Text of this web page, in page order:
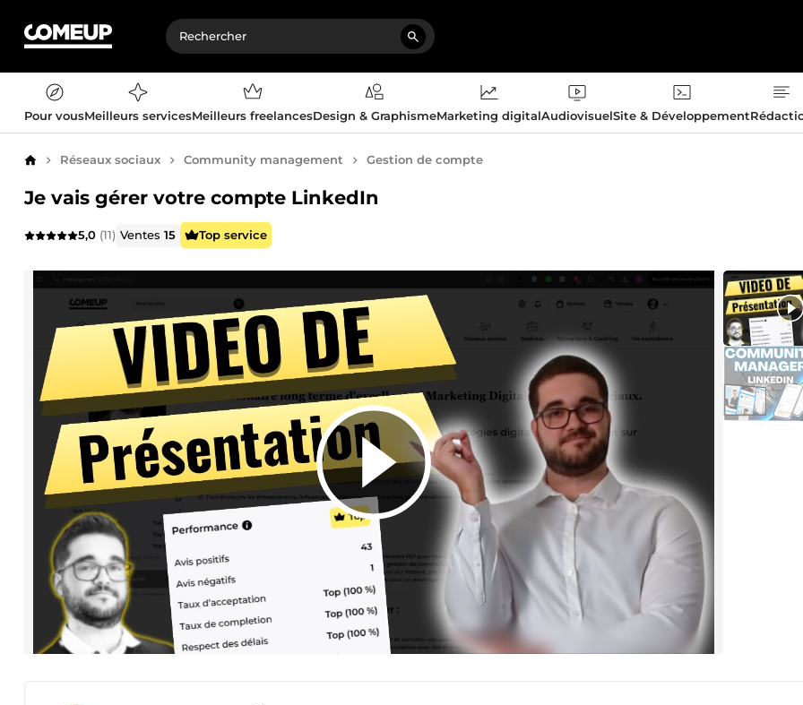
Pour vousMeilleurs servicesMeilleurs freelancesDesign & GraphismeMarketing digitalAudiovisuelSite & Développement
AccueilRéseaux sociaux Community management Gestion de compte
Je vais gérer votre compte LinkedIn
5,0 (11) Ventes15 Top service